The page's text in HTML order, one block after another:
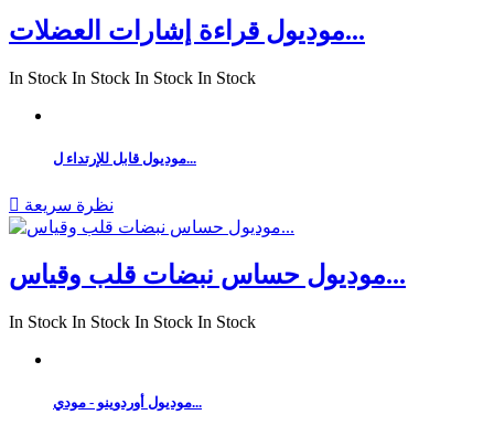
موديول قراءة إشارات العضلات...
In Stock In Stock In Stock In Stock
موديول قابل للإرتداء ل...
 نظرة سريعة
موديول حساس نبضات قلب وقياس...
In Stock In Stock In Stock In Stock
موديول أوردوينو - مودي...